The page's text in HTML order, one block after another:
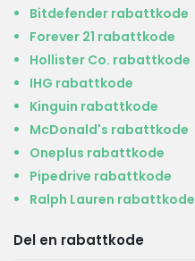
Bitdefender rabattkode
Forever 21 rabattkode
Hollister Co. rabattkode
IHG rabattkode
Kinguin rabattkode
McDonald's rabattkode
Oneplus rabattkode
Pipedrive rabattkode
Ralph Lauren rabattkode
Del en rabattkode